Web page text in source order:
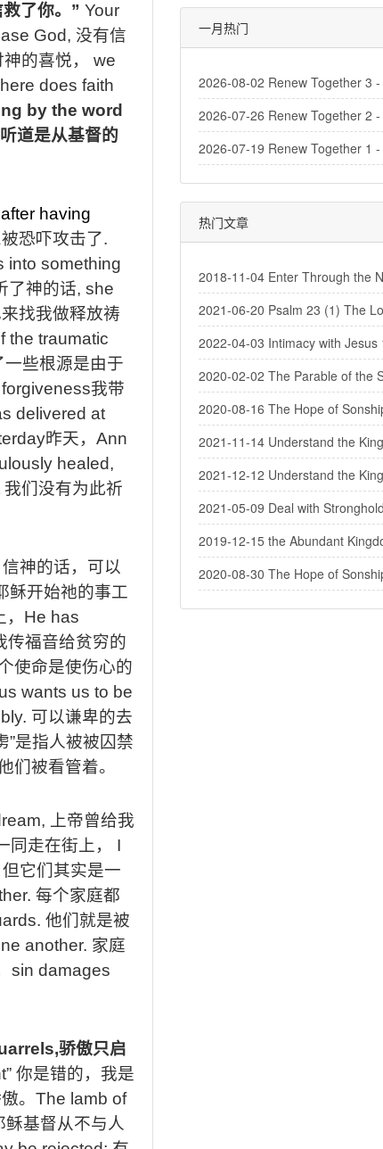
了你。 ” Your
God, 没有信
的喜悦，
we
does faith
by the word
道是从基督的
having
恐吓攻击了.
into something
了神的话, she
找我做释放祷
the traumatic
一些根源是由于
我带
delivered at
昨天， Ann
healed,
我们没有为此祈
信神的话，可以
稣开始祂的事工
He has
传福音给贫穷的
使命是使伤心的
wants us to be
可以谦卑的去
”是指人被被囚禁
们被看管着。
上帝曾给我
同走在街上，
I
但它们其实是一
每个家庭都
他们就是被
another. 家庭
sin damages
骄傲只启
你是错的，我是
。 The lamb of
稣基督从不与人
一月热门
热门文章